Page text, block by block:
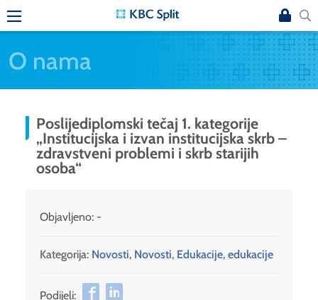
O nama
Poslijediplomski tečaj 1. kategorije
„Institucijska i izvan institucijska skrb –
zdravstveni problemi i skrb starijih
osoba“
Objavljeno: -
Kategorija: Novosti, Novosti, Edukacije, edukacije
Podijeli: